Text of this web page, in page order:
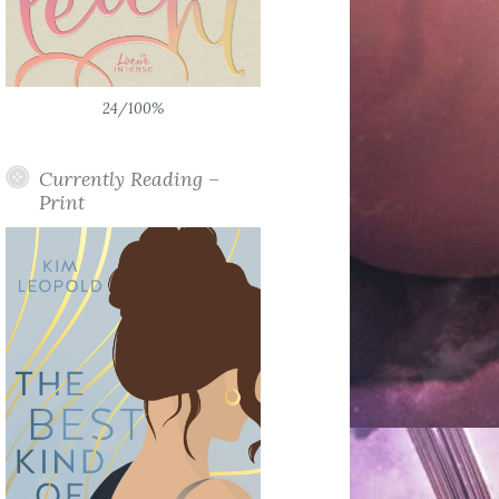
24/100%
Currently Reading –
Print